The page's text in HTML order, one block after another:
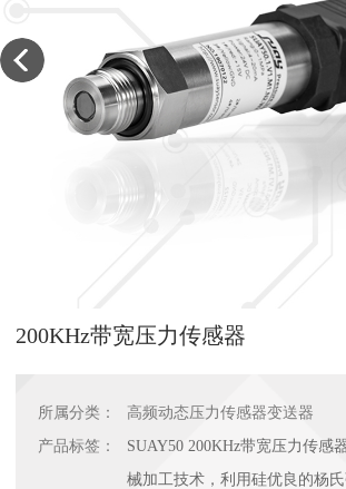
200KHz带宽压力传感器
所属分类：
高频动态压力传感器变送器
产品标签：
SUAY50 200KHz带宽压力传感
械加工技术，利用硅优良的杨